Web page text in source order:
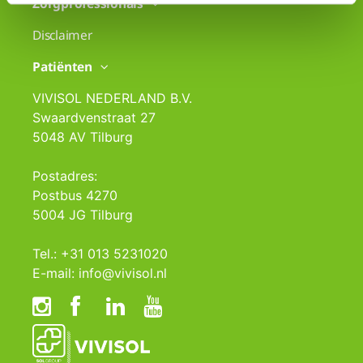
Disclaimer
Patiënten
VIVISOL NEDERLAND B.V.
Swaardvenstraat 27
5048 AV Tilburg
Postadres:
Postbus 4270
5004 JG Tilburg
Tel.: +31 013 5231020
E-mail: info@vivisol.nl